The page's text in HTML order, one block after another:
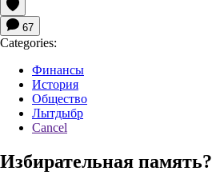
67
Categories:
Финансы
История
Общество
Лытдыбр
Cancel
Избирательная память?